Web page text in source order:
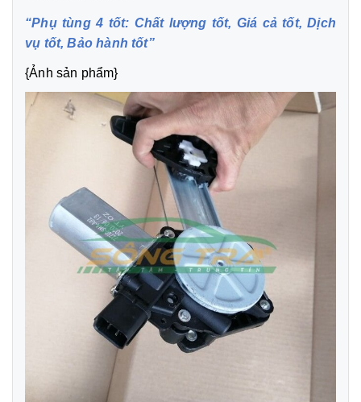
“Phụ tùng 4 tốt: Chất lượng tốt, Giá cả tốt, Dịch
vụ tốt, Bảo hành tốt”
{Ảnh sản phẩm}